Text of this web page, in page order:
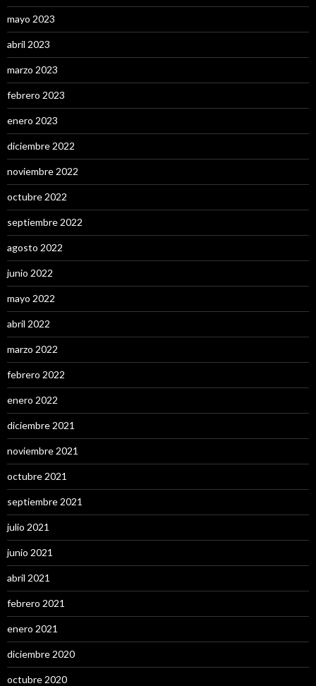
mayo 2023
abril 2023
marzo 2023
febrero 2023
enero 2023
diciembre 2022
noviembre 2022
octubre 2022
septiembre 2022
agosto 2022
junio 2022
mayo 2022
abril 2022
marzo 2022
febrero 2022
enero 2022
diciembre 2021
noviembre 2021
octubre 2021
septiembre 2021
julio 2021
junio 2021
abril 2021
febrero 2021
enero 2021
diciembre 2020
octubre 2020